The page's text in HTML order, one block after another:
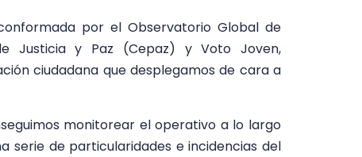
por el Observatorio Global de
Justicia y Paz (Cepaz) y Voto Joven,
ciudadana que desplegamos de cara a
monitorear el operativo a lo largo
serie de particularidades e incidencias del